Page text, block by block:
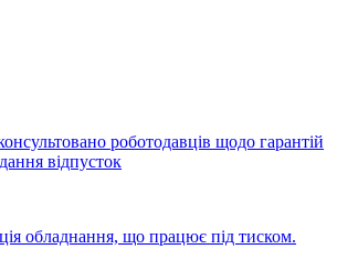
роботодавців щодо гарантій
відпусток
обладнання, що працює під тиском.